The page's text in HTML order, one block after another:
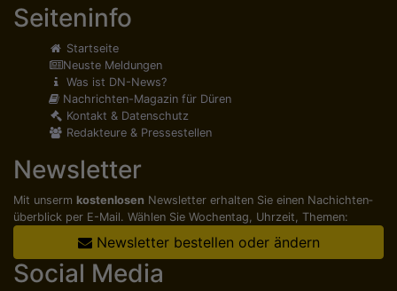
Seiteninfo
Startseite
Neuste Meldungen
Was ist DN-News?
Nachrichten-Magazin für Düren
Kontakt & Datenschutz
Redakteure & Pressestellen
Newsletter
Mit unserm kostenlosen Newsletter erhalten Sie einen Nachichten­
überblick per E-Mail. Wählen Sie Wochentag, Uhrzeit, Themen:
Newsletter bestellen oder ändern
Social Media